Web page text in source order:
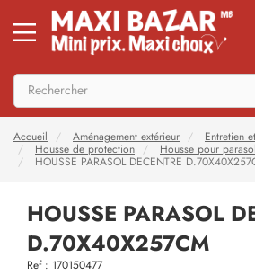
Accueil Aménagement extérieur
Entretien
Housse de protection
Housse pour parasol
HOUSSE PARASOL DECENTRE
HOUSSE PARASOL
D.70X40X257CM
Ref : 170150477